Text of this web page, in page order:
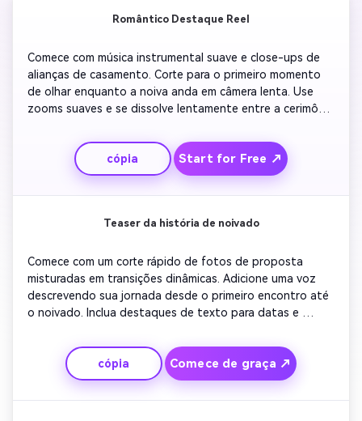
Romântico Destaque Reel
Comece com música instrumental suave e close-ups de
alianças de casamento. Corte para o primeiro momento
de olhar enquanto a noiva anda em câmera lenta. Use
zooms suaves e se dissolve lentamente entre a cerimônia
primeira dança com filtros quentes. Termine com imagens
aéreas do local e uma brilhante sobreposição de texto
'Happily Ever After'.
cópia Start for Free ↗
Teaser da história de noivado
Comece com um corte rápido de fotos de proposta
misturadas em transições dinâmicas. Adicione uma voz
descrevendo sua jornada desde o primeiro encontro até
o noivado. Inclua destaques de texto para datas e
impulso. Conclua com uma transição brilhante e slogan
convidando os espectadores para a próxima celebração
do casamento.
cópia Comece de graça ↗